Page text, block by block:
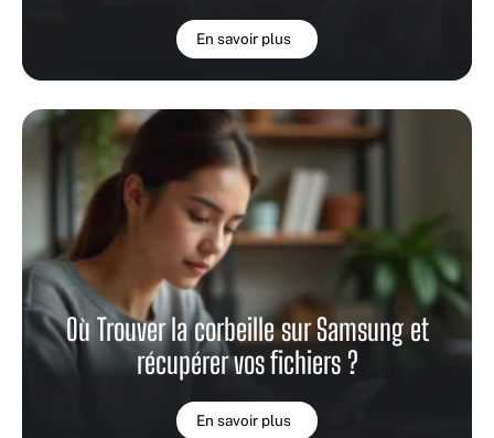
En savoir plus
Où Trouver la corbeille sur Samsung et
récupérer vos fichiers ?
En savoir plus